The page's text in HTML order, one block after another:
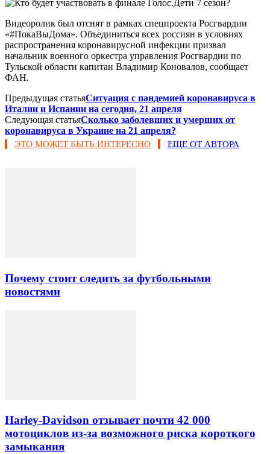
Видеоролик был отснят в рамках спецпроекта Росгвардии
«#ПокаВыДома». Объединиться всех россиян в условиях
распространения коронавирусной инфекции призвал
начальник военного оркестра управления Росгвардии по
Тульской области капитан Владимир Коновалов, сообщает
ФАН.
Предыдущая статьяСитуация с пандемией коронавируса в
Италии и Испании на сегодня, 21 апреля
Следующая статьяСколько заболевших и умерших от
коронавируса в Украине на 21 апреля?
ЭТО МОЖЕТ БЫТЬ ИНТЕРЕСНО ЕЩЕ ОТ АВТОРА
Почему стоит следить за футбольными
новостями
Harley-Davidson отзывает почти 42 000
мотоциклов из-за возможного риска короткого
замыкания